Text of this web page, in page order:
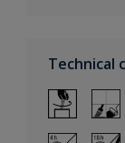
Technical